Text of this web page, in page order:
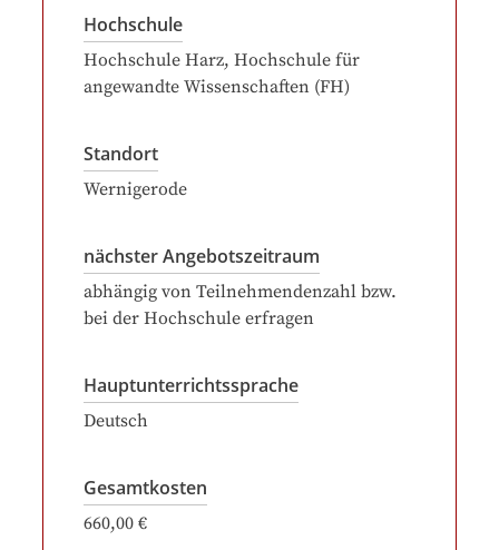
Hochschule
Hochschule Harz, Hochschule für
angewandte Wissenschaften (FH)
Standort
Wernigerode
nächster Angebotszeitraum
abhängig von Teilnehmendenzahl bzw.
bei der Hochschule erfragen
Hauptunterrichtssprache
Deutsch
Gesamtkosten
660,00 €